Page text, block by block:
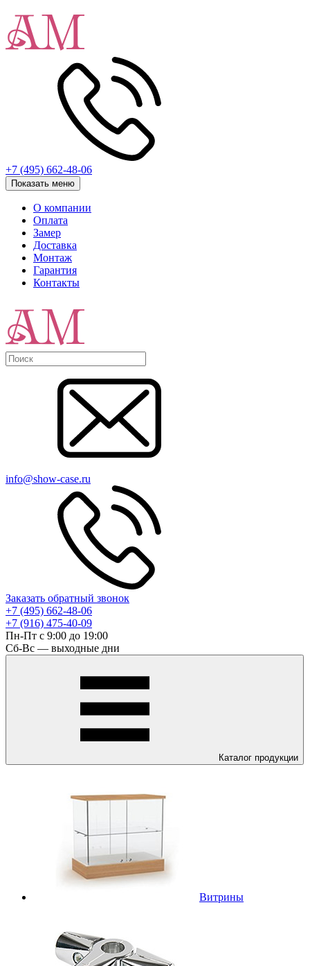
+7 (495) 662-48-06
Показать меню
О компании
Оплата
Замер
Доставка
Монтаж
Гарантия
Контакты
info@show-case.ru
Заказать обратный звонок
+7 (495) 662-48-06
+7 (916) 475-40-09
Пн-Пт с 9:00 до 19:00
Сб-Вс — выходные дни
Каталог продукции
Витрины